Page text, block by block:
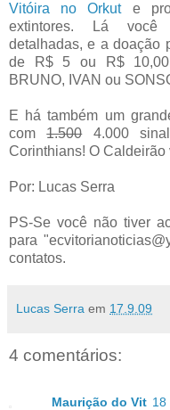
Vitóira no Orkute
extintores. Lá você
detalhadas, e a doação
de R$ 5 ou R$
BRUNO, IVAN ou
E há também um
com1.5004.000
Corinthians! O Caldeirão
Por: Lucas Serra
PS-Se você não tiver
para
contatos.
Lucas Serra em 17.9.09
4 comentários:
Maurição do Vit 18